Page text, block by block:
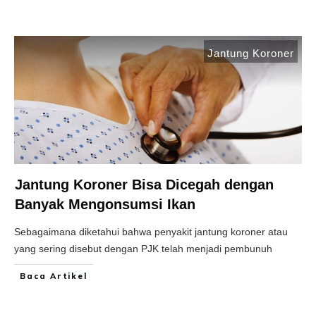
Jantung Koroner
Jantung Koroner Bisa Dicegah dengan
Banyak Mengonsumsi Ikan
Sebagaimana diketahui bahwa penyakit jantung koroner atau
yang sering disebut dengan PJK telah menjadi pembunuh
Baca Artikel